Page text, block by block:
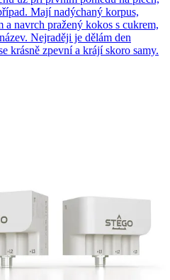
Mají nadýchaný korpus,
navrch pražený kokos s cukrem,
Nejraději je dělám den
krásně zpevní a krájí skoro samy.